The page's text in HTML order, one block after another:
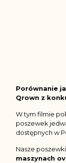
Porównanie
Qrown z
W tym filmie
poszewek
dostępnych w
Nasze
maszynach